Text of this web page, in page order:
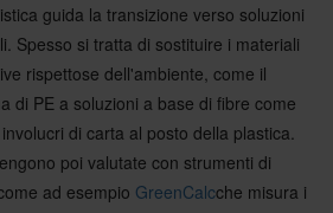
guida la transizione verso soluzioni
Spesso si tratta di sostituire i materiali
rispettose dell'ambiente, come il
di PE a soluzioni a base di fibre come
di carta al posto della plastica.
poi valutate con strumenti di
ad esempio GreenCalcche misura i